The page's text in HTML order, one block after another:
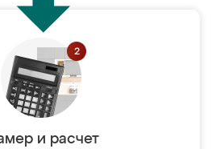
и расчет